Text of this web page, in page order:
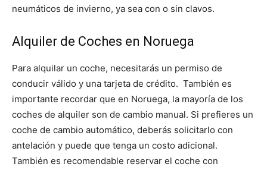
neumáticos de invierno, ya sea con o sin clavos.
Alquiler de Coches en Noruega
Para alquilar un coche, necesitarás un permiso de
conducir válido y una tarjeta de crédito. También es
importante recordar que en Noruega, la mayoría de los
coches de alquiler son de cambio manual. Si prefieres un
coche de cambio automático, deberás solicitarlo con
antelación y puede que tenga un costo adicional.
También es recomendable reservar el coche con